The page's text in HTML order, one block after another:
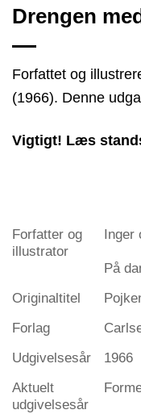
Drengen
Forfattet og
(1966). Denne
Vigtigt! Læs
Forfatter og
illustrator
På
Originaltitel
Forlag
Udgivelsesår
1966
Aktuelt
udgivelsesår